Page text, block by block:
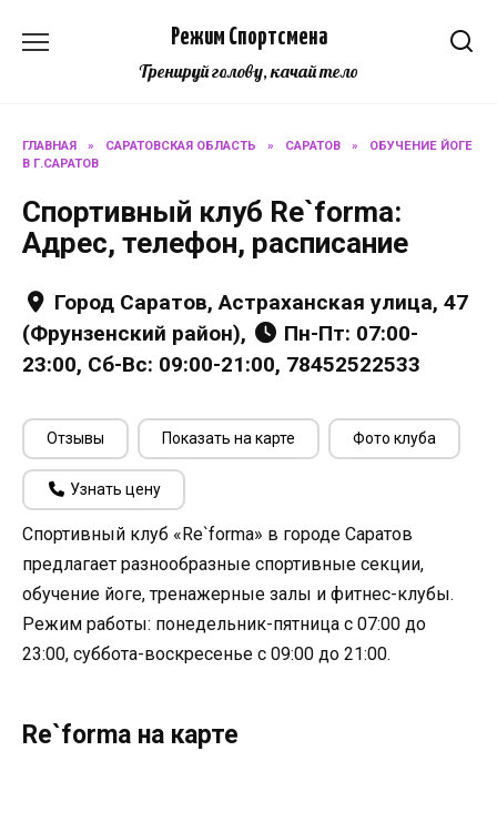
Режим Спортсмена
Тренируй голову, качай тело
ГЛАВНАЯ » САРАТОВСКАЯ ОБЛАСТЬ » САРАТОВ »
ОБУЧЕНИЕ ЙОГЕ
В Г.САРАТОВ
Спортивный клуб Re`forma:
Адрес, телефон, расписание
Город Саратов, Астраханская улица, 47
(Фрунзенский район),
Пн-Пт: 07:00-
23:00, Сб-Вс: 09:00-21:00, 78452522533
Отзывы Показать на карте Фото клуба
Узнать цену
Спортивный клуб «Re`forma» в городе Саратов
предлагает разнообразные спортивные секции,
обучение йоге, тренажерные залы и фитнес-клубы.
Режим работы: понедельник-пятница с 07:00 до
23:00, суббота-воскресенье с 09:00 до 21:00.
Re`forma на карте